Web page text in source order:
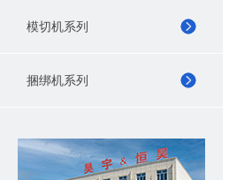
模切机系列
捆绑机系列